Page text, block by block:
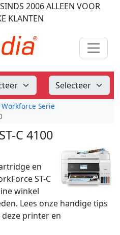
SINDS 2006ALLEEN VOOR
KLANTEN
Workforce Serie
C 4100
en
ST-C
winkel
Lees onze handige tips
printer en